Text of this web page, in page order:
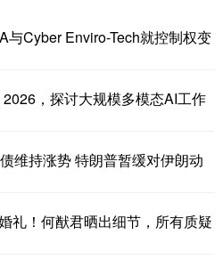
与Cyber Enviro-Tech就控制权变
，探讨大规模多模态AI工作
维持涨势 特朗普暂缓对伊朗动
礼！何猷君晒出细节，所有质疑